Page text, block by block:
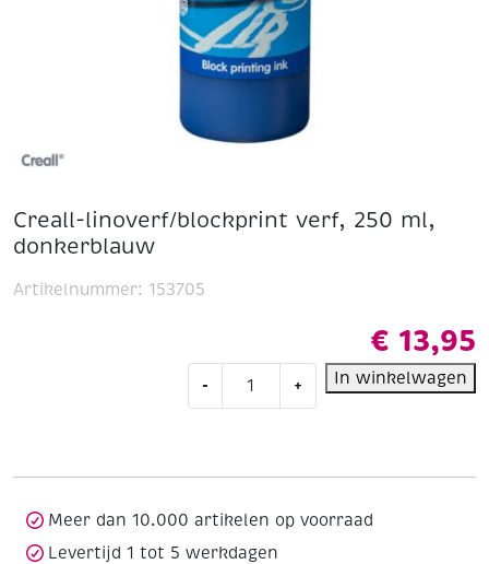
Creall-linoverf/blockprint verf, 250 ml,
donkerblauw
€ 13,95
-
linoverf/blockprint
aantal
+ In winkelwagen
Artikelnummer: 153705
Meer dan 10.000 artikelen op voorraad
Levertijd 1 tot 5 werkdagen